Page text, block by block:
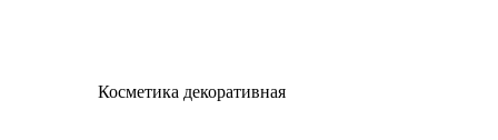
Косметика декоративная